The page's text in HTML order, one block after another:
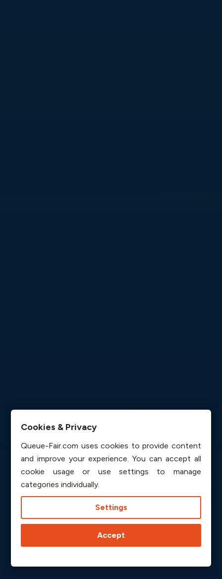
Cookies & Privacy
Queue-Fair.com uses cookies to provide content
and improve your experience. You can accept all
cookie usage or use settings to manage
categories individually.
Settings
Accept